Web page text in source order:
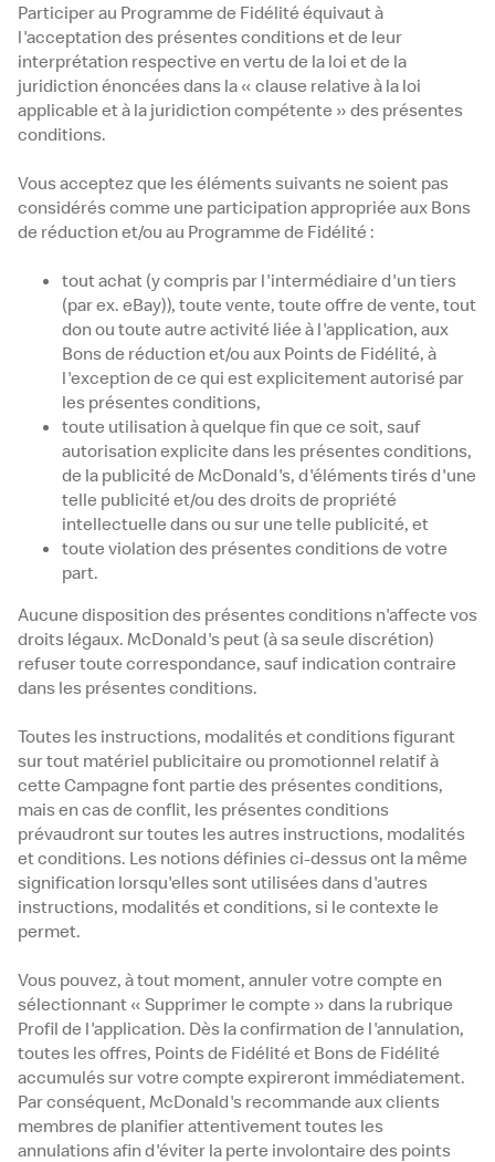
Participer au Programme de Fidélité équivaut à
l'acceptation des présentes conditions et de leur
interprétation respective en vertu de la loi et de la
juridiction énoncées dans la « clause relative à la loi
applicable et à la juridiction compétente » des présentes
conditions.
Vous acceptez que les éléments suivants ne soient pas
considérés comme une participation appropriée aux Bons
de réduction et/ou au Programme de Fidélité :
tout achat (y compris par l'intermédiaire d'un tiers
(par ex. eBay)), toute vente, toute offre de vente, tout
don ou toute autre activité liée à l'application, aux
Bons de réduction et/ou aux Points de Fidélité, à
l'exception de ce qui est explicitement autorisé par
les présentes conditions,
toute utilisation à quelque fin que ce soit, sauf
autorisation explicite dans les présentes conditions,
de la publicité de McDonald's, d'éléments tirés d'une
telle publicité et/ou des droits de propriété
intellectuelle dans ou sur une telle publicité, et
toute violation des présentes conditions de votre
part.
Aucune disposition des présentes conditions n'affecte vos
droits légaux. McDonald's peut (à sa seule discrétion)
refuser toute correspondance, sauf indication contraire
dans les présentes conditions.
Toutes les instructions, modalités et conditions figurant
sur tout matériel publicitaire ou promotionnel relatif à
cette Campagne font partie des présentes conditions,
mais en cas de conflit, les présentes conditions
prévaudront sur toutes les autres instructions, modalités
et conditions. Les notions définies ci-dessus ont la même
signification lorsqu'elles sont utilisées dans d'autres
instructions, modalités et conditions, si le contexte le
permet.
Vous pouvez, à tout moment, annuler votre compte en
sélectionnant « Supprimer le compte » dans la rubrique
Profil de l'application. Dès la confirmation de l'annulation,
toutes les offres, Points de Fidélité et Bons de Fidélité
accumulés sur votre compte expireront immédiatement.
Par conséquent, McDonald's recommande aux clients
membres de planifier attentivement toutes les
annulations afin d'éviter la perte involontaire des points